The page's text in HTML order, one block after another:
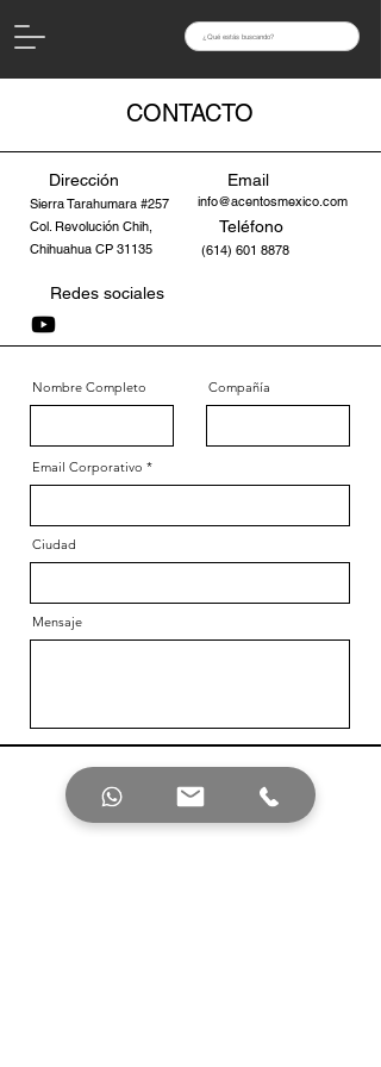
CONTACTO
Dirección
Sierra Tarahumara #257
Col. Revolución Chih,
Chihuahua CP 31135
Email
info@acentosmexico.com
Teléfono
(614) 601 8878
Redes sociales
Nombre Completo Compañía
Email Corporativo
Ciudad
Mensaje